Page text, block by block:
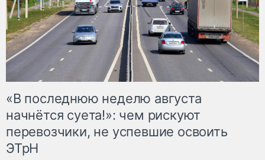
«В последнюю неделю августа
начнётся суета!»: чем рискуют
перевозчики, не успевшие освоить
ЭТрН